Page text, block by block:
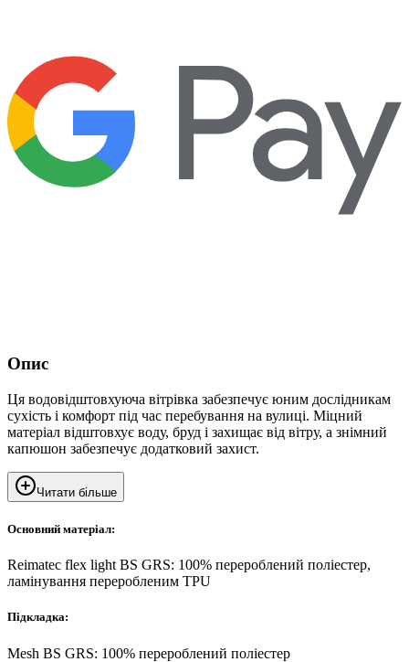
Опис
Ця водовідштовхуюча вітрівка забезпечує юним дослідникам
сухість і комфорт під час перебування на вулиці. Міцний
матеріал відштовхує воду, бруд і захищає від вітру, а знімний
капюшон забезпечує додатковий захист.
Читати більше
Основний матеріал:
Reimatec flex light BS GRS: 100% перероблений поліестер,
ламінування переробленим TPU
Підкладка:
Mesh BS GRS: 100% перероблений поліестер